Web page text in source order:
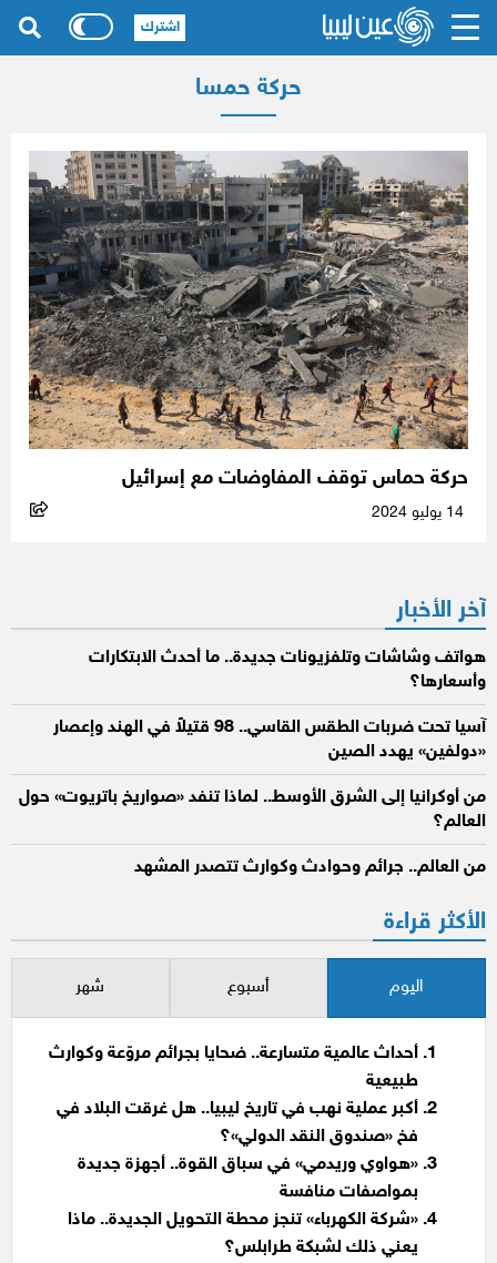
حركة حمسا
حركة حماس توقف المفاوضات مع إسرائيل
آخر الأخبار
هواتف وشاشات وتلفزيونات جديدة.. ما أحدث الابتكارات
وأسعارها؟
آسيا تحت ضربات الطقس القاسي.. 98 قتيلاً في الهند وإعصار
«دولفين» يهدد الصين
من أوكرانيا إلى الشرق الأوسط.. لماذا تنفد «صواريخ باتريوت» حول
العالم؟
من العالم.. جرائم وحوادث وكوارث تتصدر المشهد
الأكثر قراءة
اليوم أسبوع شهر
أحداث عالمية متسارعة.. ضحايا بجرائم مروّعة وكوارث
طبيعية
أكبر عملية نهب في تاريخ ليبيا.. هل غرقت البلاد في
فخ «صندوق النقد الدولي»؟
«هواوي وريدمي» في سباق القوة.. أجهزة جديدة
بمواصفات منافسة
«شركة الكهرباء» تنجز محطة التحويل الجديدة.. ماذا
يعني ذلك لشبكة طرابلس؟
اشترك